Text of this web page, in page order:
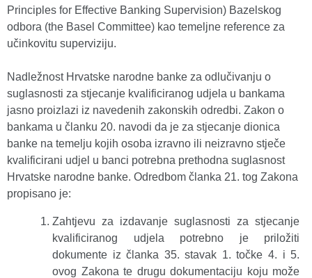
Principles for Effective Banking Supervision) Bazelskog
odbora (the Basel Committee) kao temeljne reference za
učinkovitu superviziju.
Nadležnost Hrvatske narodne banke za odlučivanju o
suglasnosti za stjecanje kvalificiranog udjela u bankama
jasno proizlazi iz navedenih zakonskih odredbi. Zakon o
bankama u članku 20. navodi da je za stjecanje dionica
banke na temelju kojih osoba izravno ili neizravno stječe
kvalificirani udjel u banci potrebna prethodna suglasnost
Hrvatske narodne banke. Odredbom članka 21. tog Zakona
propisano je:
Zahtjevu za izdavanje suglasnosti za stjecanje
kvalificiranog udjela potrebno je priložiti
dokumente iz članka 35. stavak 1. točke 4. i 5.
ovog Zakona te drugu dokumentaciju koju može